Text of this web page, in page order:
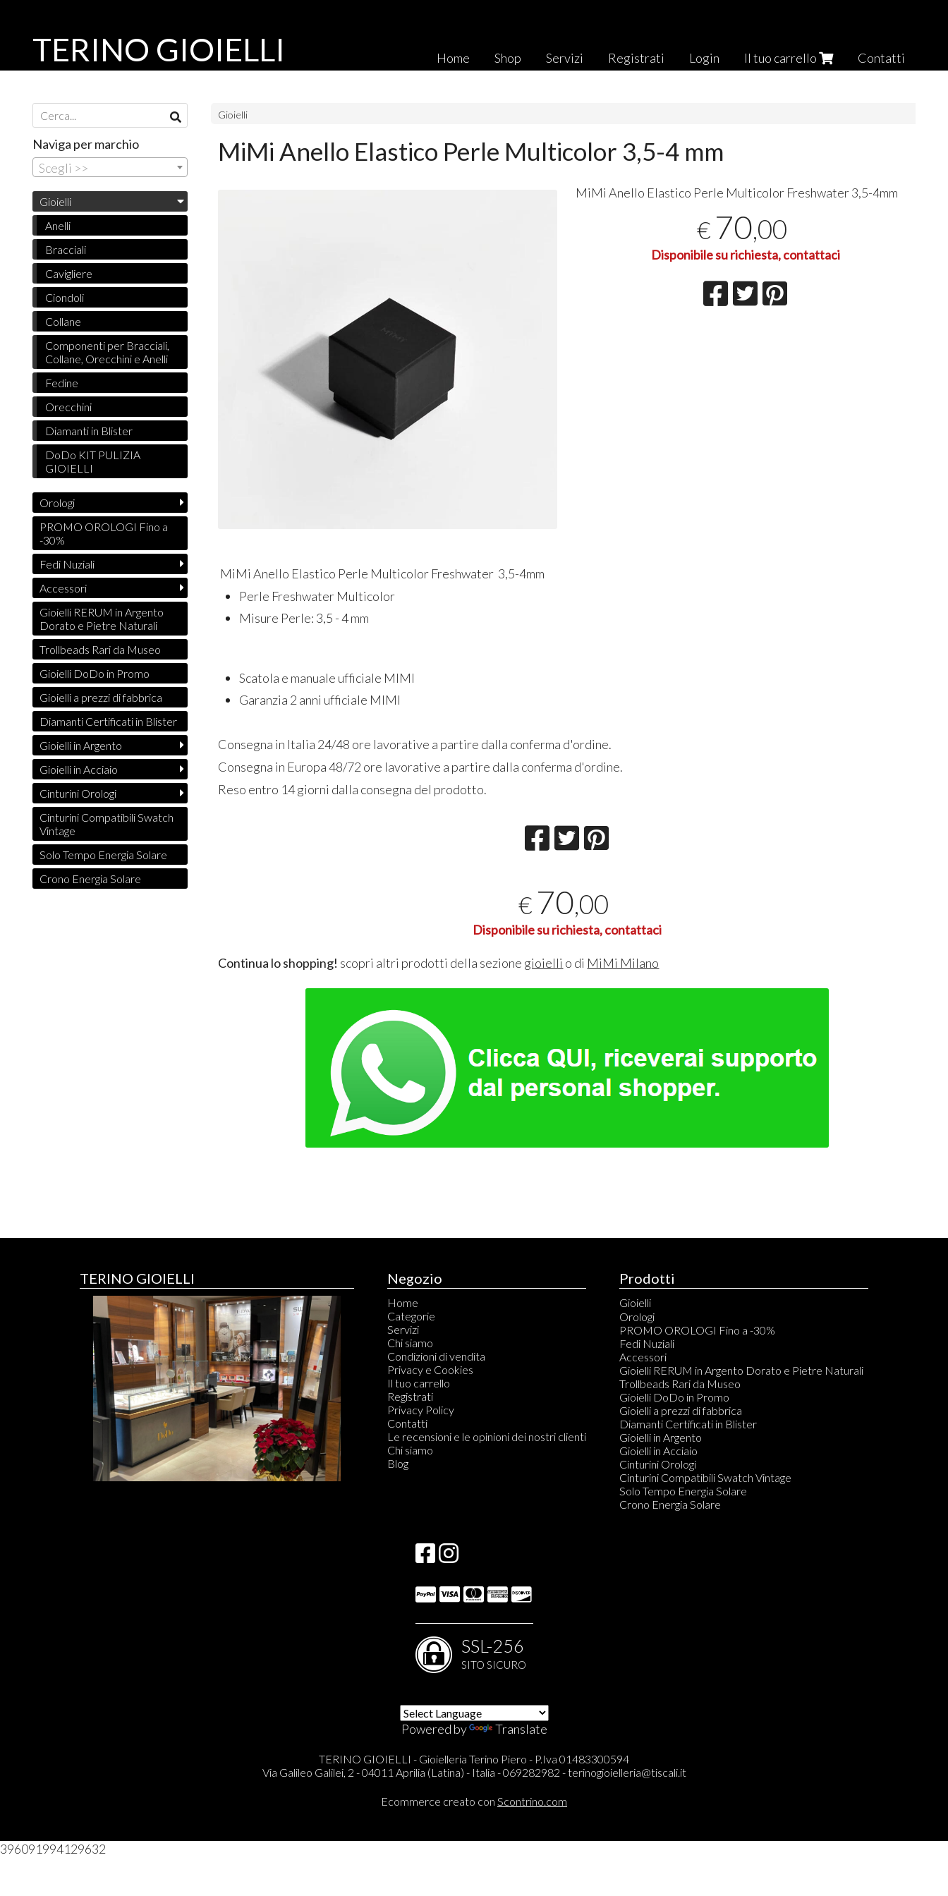
Home Shop Servizi Registrati Login Il tuo carrello Contatti
TERINO GIOIELLI
Gioielli
MiMi Anello Elastico Perle Multicolor 3,5-4 mm
MiMi Anello Elastico Perle Multicolor Freshwater 3,5-4mm
€ 70,00
Disponibile su richiesta, contattaci
MiMi Anello Elastico Perle Multicolor Freshwater 3,5-4mm
Perle Freshwater Multicolor
Misure Perle: 3,5 - 4 mm
Scatola e manuale ufficiale MIMI
Garanzia 2 anni ufficiale MIMI
Consegna in Italia 24/48 ore lavorative a partire dalla conferma d'ordine.
Consegna in Europa 48/72 ore lavorative a partire dalla conferma d'ordine.
Reso entro 14 giorni dalla consegna del prodotto.
€ 70,00
Disponibile su richiesta, contattaci
Continua lo shopping! scopri altri prodotti della sezione gioielli o di MiMi Milano
Naviga per marchio
Scegli >>
Gioielli
Anelli
Bracciali
Cavigliere
Ciondoli
Collane
Componenti per Bracciali,
Collane, Orecchini e Anelli
Fedine
Orecchini
Diamanti in Blister
DoDo KIT PULIZIA
GIOIELLI
Orologi
PROMO OROLOGI Fino a
-30%
Fedi Nuziali
Accessori
Gioielli RERUM in Argento
Dorato e Pietre Naturali
Trollbeads Rari da Museo
Gioielli DoDo in Promo
Gioielli a prezzi di fabbrica
Diamanti Certificati in Blister
Gioielli in Argento
Gioielli in Acciaio
Cinturini Orologi
Cinturini Compatibili Swatch
Vintage
Solo Tempo Energia Solare
Crono Energia Solare
TERINO GIOIELLI Negozio
Home
Categorie
Servizi
Chi siamo
Condizioni di vendita
Privacy e Cookies
Il tuo carrello
Registrati
Privacy Policy
Contatti
Le recensioni e le opinioni dei nostri clienti
Chi siamo
Blog
Prodotti
Gioielli
Anelli
Bracciali
Cavigliere
Ciondoli
Collane
Componenti per Bracciali, Collane, Orecchini e Anelli
Fedine
Orecchini
Diamanti in Blister
DoDo KIT PULIZIA GIOIELLI
Orologi
PROMO OROLOGI Fino a -30%
Fedi Nuziali
Accessori
Gioielli RERUM in Argento Dorato e Pietre Naturali
Trollbeads Rari da Museo
Gioielli DoDo in Promo
Gioielli a prezzi di fabbrica
Diamanti Certificati in Blister
Gioielli in Argento
Gioielli in Acciaio
Cinturini Orologi
Cinturini Compatibili Swatch Vintage
Solo Tempo Energia Solare
Crono Energia Solare
SSL-256
SITO SICURO
Powered by Translate
TERINO GIOIELLI - Gioielleria Terino Piero - P.Iva 01483300594
Via Galileo Galilei, 2 - 04011 Aprilia (Latina) - Italia - 069282982 -terinogioielleria@tiscali.it
Ecommerce creato con Scontrino.com
396091994129632